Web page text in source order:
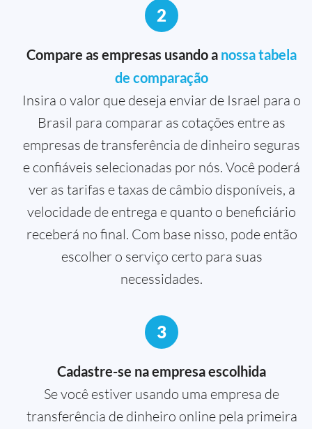
2
Compare as empresas usando a nossa tabela
de comparação
Insira o valor que deseja enviar de Israel para o
Brasil para comparar as cotações entre as
empresas de transferência de dinheiro seguras
e confiáveis selecionadas por nós. Você poderá
ver as tarifas e taxas de câmbio disponíveis, a
velocidade de entrega e quanto o beneficiário
receberá no final. Com base nisso, pode então
escolher o serviço certo para suas
necessidades.
3
Cadastre-se na empresa escolhida
Se você estiver usando uma empresa de
transferência de dinheiro online pela primeira